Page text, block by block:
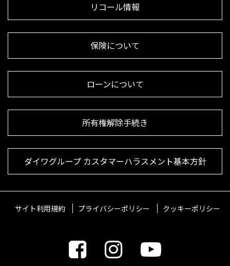
リコール情報
保険について
ローンについて
所有権解除手続き
ダイワグループ カスタマーハラスメント基本方針
サイト利用規約 プライバシーポリシー クッキーポリシー